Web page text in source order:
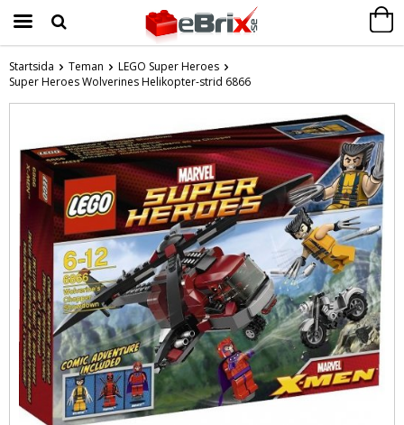
Produkten har blivit tillagd i varukorgen
Startsida Teman
LEGO Super Heroes
Super Heroes Wolverines Helikopter-strid 6866